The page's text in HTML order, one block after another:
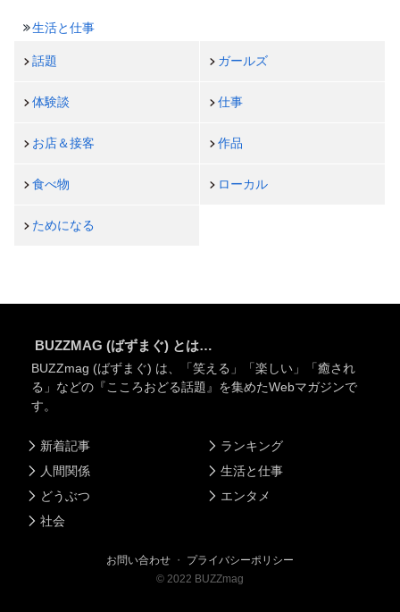
生活と仕事
話題 ガールズ
体験談 仕事
お店＆接客 作品
食べ物 ローカル
ためになる
BUZZMAG (ばずまぐ) とは…
BUZZmag (ばずまぐ) は、「笑える」「楽しい」「癒され
る」などの『こころおどる話題』を集めたWebマガジンで
す。
新着記事
人間関係
どうぶつ
社会
ランキング
生活と仕事
エンタメ
お問い合わせ ・ プライバシーポリシー
© 2022 BUZZmag